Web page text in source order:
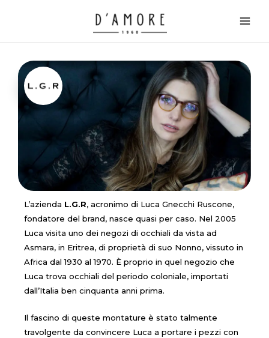
L’azienda L.G.R, acronimo di Luca Gnecchi Ruscone,
fondatore del brand, nasce quasi per caso. Nel 2005
Luca visita uno dei negozi di occhiali da vista ad
Asmara, in Eritrea, di proprietà di suo Nonno, vissuto in
Africa dal 1930 al 1970. È proprio in quel negozio che
Luca trova occhiali del periodo coloniale, importati
dall’Italia ben cinquanta anni prima.
Il fascino di queste montature è stato talmente
travolgente da convincere Luca a portare i pezzi con